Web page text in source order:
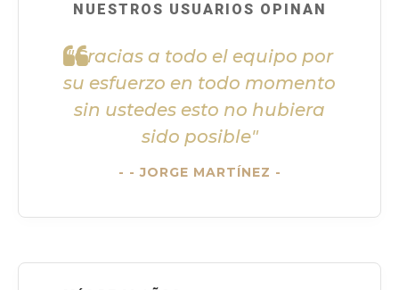
NUESTROS USUARIOS OPINAN
"Gracias a todo el equipo por
su esfuerzo en todo momento
sin ustedes esto no hubiera
sido posible"
- JORGE MARTÍNEZ -